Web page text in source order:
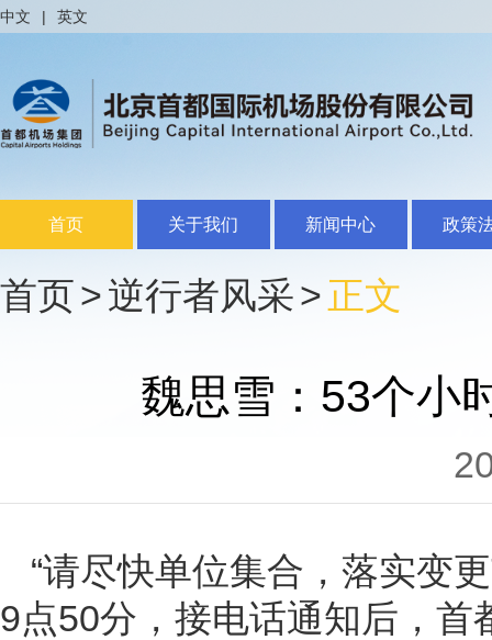
中文 | 英文
首页 关于我们 新闻中心 政策
首页>逆行者风采> 正文
魏思雪：53个小
“请尽快单位集合，落实变
9点50分，接电话通知后，